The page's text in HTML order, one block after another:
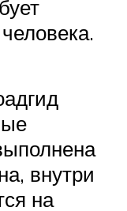
внутри
на